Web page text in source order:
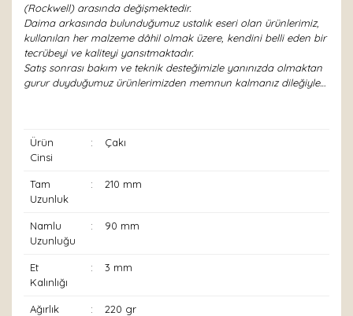
(Rockwell) arasında değişmektedir.
Daima arkasında bulunduğumuz ustalık eseri olan ürünlerimiz,
kullanılan her malzeme dâhil olmak üzere, kendini belli eden bir
tecrübeyi ve kaliteyi yansıtmaktadır.
Satış sonrası bakım ve teknik desteğimizle yanınızda olmaktan
gurur duyduğumuz ürünlerimizden memnun kalmanız dileğiyle…
Ürün
Cinsi
: Çakı
Tam
Uzunluk
: 210 mm
Namlu
Uzunluğu
: 90 mm
Et
Kalınlığı
: 3 mm
Ağırlık : 220 gr